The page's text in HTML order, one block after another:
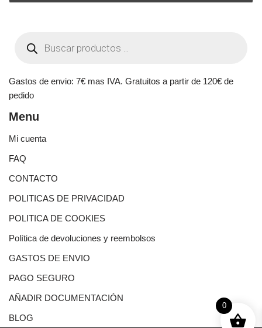
Gastos de envio: 7€ mas IVA. Gratuitos a partir de 120€ de
pedido
Menu
Mi cuenta
FAQ
CONTACTO
POLITICAS DE PRIVACIDAD
POLITICA DE COOKIES
Política de devoluciones y reembolsos
GASTOS DE ENVIO
PAGO SEGURO
AÑADIR DOCUMENTACIÓN
BLOG
0